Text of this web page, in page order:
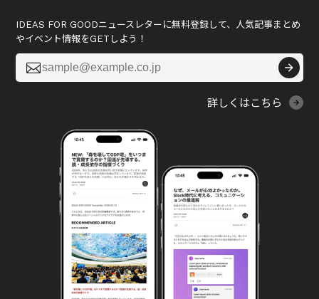
IDEAS FOR GOODニュースレターに無料登録して、人気記事まとめ
やイベント情報をGETしよう！

詳しくはこちら